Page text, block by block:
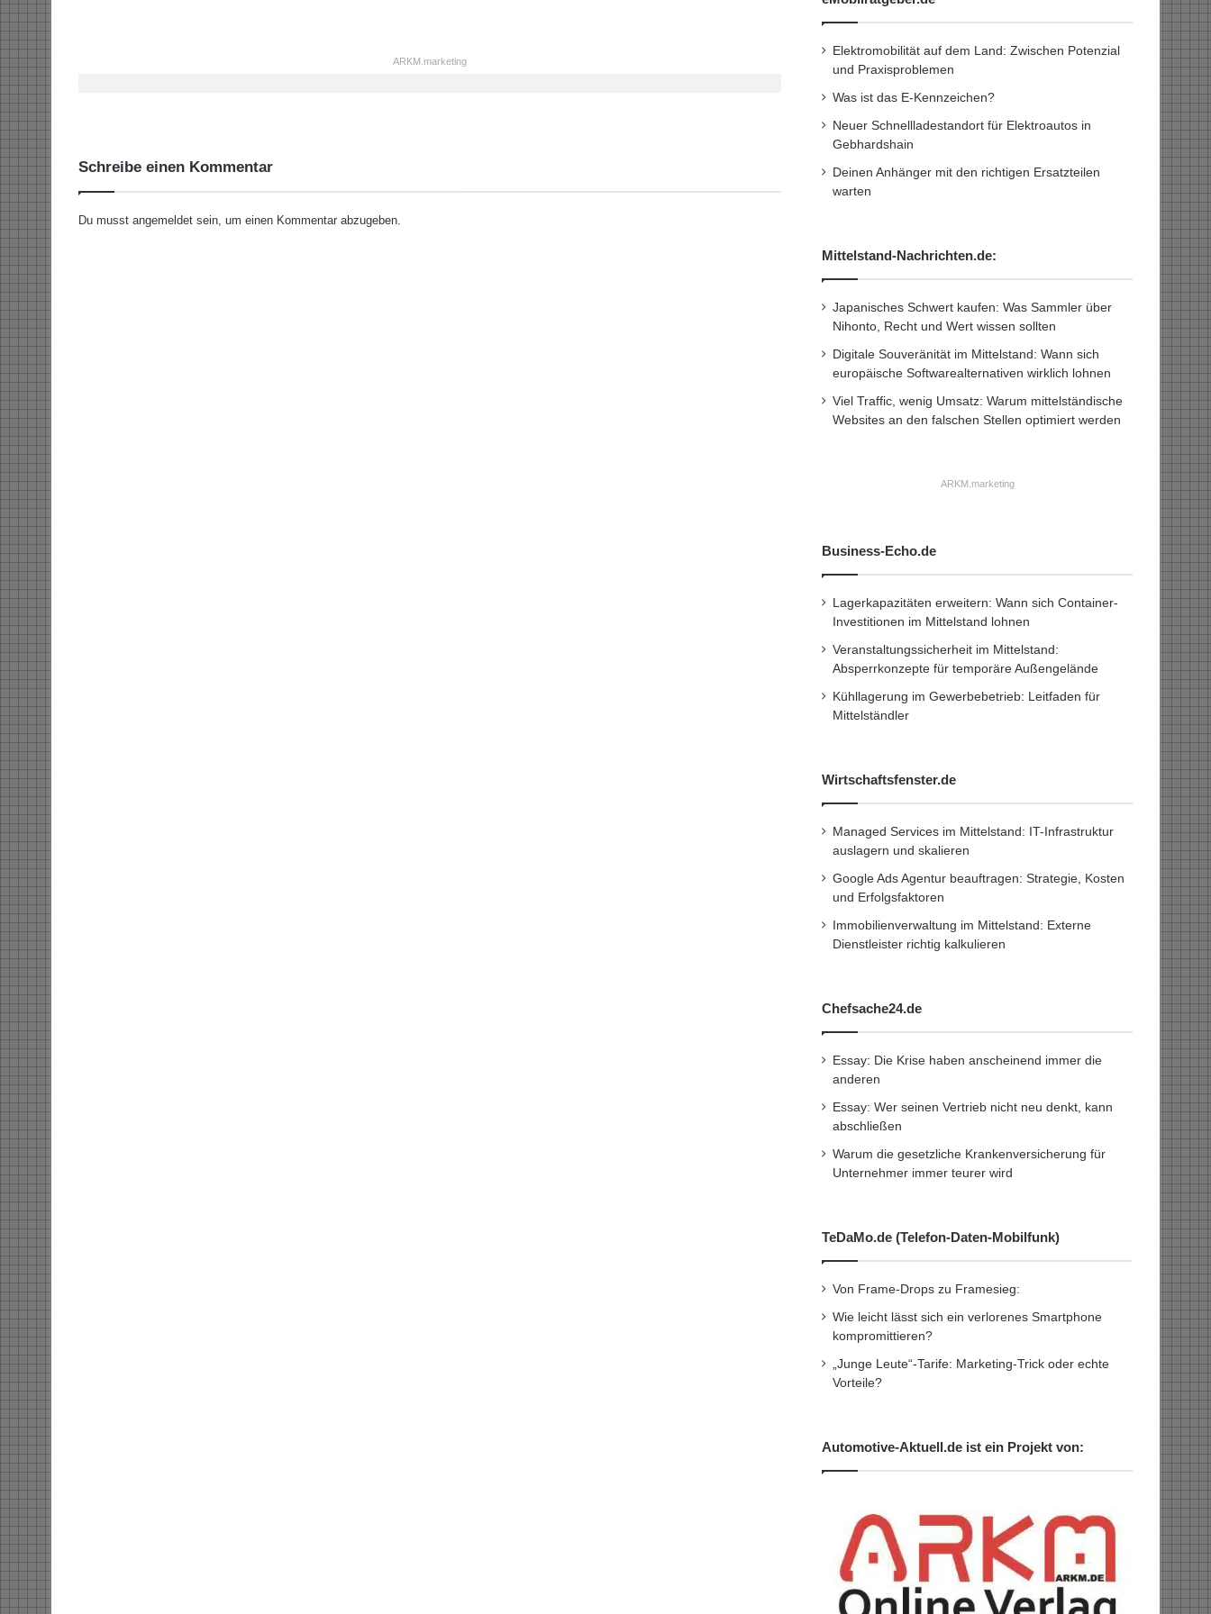
ARKM.marketing
Schreibe einen Kommentar
Du musst angemeldet sein, um einen Kommentar abzugeben.
Elektromobilität auf dem Land: Zwischen Potenzial
und Praxisproblemen
Was ist das E-Kennzeichen?
Neuer Schnellladestandort für Elektroautos in
Gebhardshain
Deinen Anhänger mit den richtigen Ersatzteilen
warten
Mittelstand-Nachrichten.de:
Japanisches Schwert kaufen: Was Sammler über
Nihonto, Recht und Wert wissen sollten
Digitale Souveränität im Mittelstand: Wann sich
europäische Softwarealternativen wirklich lohnen
Viel Traffic, wenig Umsatz: Warum mittelständische
Websites an den falschen Stellen optimiert werden
ARKM.marketing
Business-Echo.de
Lagerkapazitäten erweitern: Wann sich Container-
Investitionen im Mittelstand lohnen
Veranstaltungssicherheit im Mittelstand:
Absperrkonzepte für temporäre Außengelände
Kühllagerung im Gewerbebetrieb: Leitfaden für
Mittelständler
Wirtschaftsfenster.de
Managed Services im Mittelstand: IT-Infrastruktur
auslagern und skalieren
Google Ads Agentur beauftragen: Strategie, Kosten
und Erfolgsfaktoren
Immobilienverwaltung im Mittelstand: Externe
Dienstleister richtig kalkulieren
Chefsache24.de
Essay: Die Krise haben anscheinend immer die
anderen
Essay: Wer seinen Vertrieb nicht neu denkt, kann
abschließen
Warum die gesetzliche Krankenversicherung für
Unternehmer immer teurer wird
TeDaMo.de (Telefon-Daten-Mobilfunk)
Von Frame-Drops zu Framesieg:
Wie leicht lässt sich ein verlorenes Smartphone
kompromittieren?
„Junge Leute“-Tarife: Marketing-Trick oder echte
Vorteile?
Automotive-Aktuell.de ist ein Projekt von: